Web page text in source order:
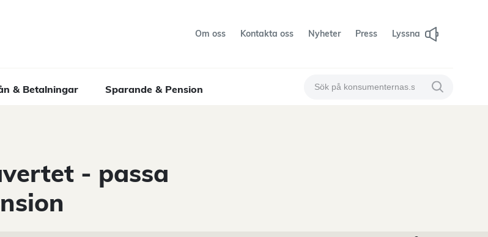
Om oss Kontakta oss Nyheter Press Lyssna
& Betalningar Sparande & Pension
Sök på konsumenternas Sök på
- passa